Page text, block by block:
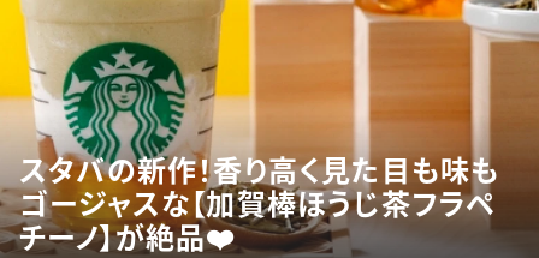
スタバの新作！香り高く見た目も味も
ゴージャスな【加賀棒ほうじ茶フラペ
チーノ】が絶品❤️